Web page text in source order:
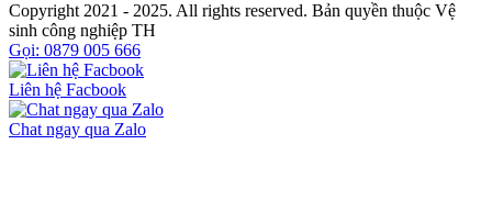
Copyright 2021 - 2025. All rights reserved. Bản quyền thuộc Vệ
sinh công nghiệp TH
Gọi: 0879 005 666
Liên hệ Facbook
Chat ngay qua Zalo